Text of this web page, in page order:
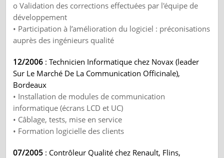
o Validation des corrections effectuées par l'équipe de
développement
• Participation à l’amélioration du logiciel : préconisations
auprès des ingénieurs qualité
12/2006 : Technicien Informatique chez Novax (leader
Sur Le Marché De La Communication Officinale),
Bordeaux
• Installation de modules de communication
informatique (écrans LCD et UC)
• Câblage, tests, mise en service
• Formation logicielle des clients
07/2005 : Contrôleur Qualité chez Renault, Flins,